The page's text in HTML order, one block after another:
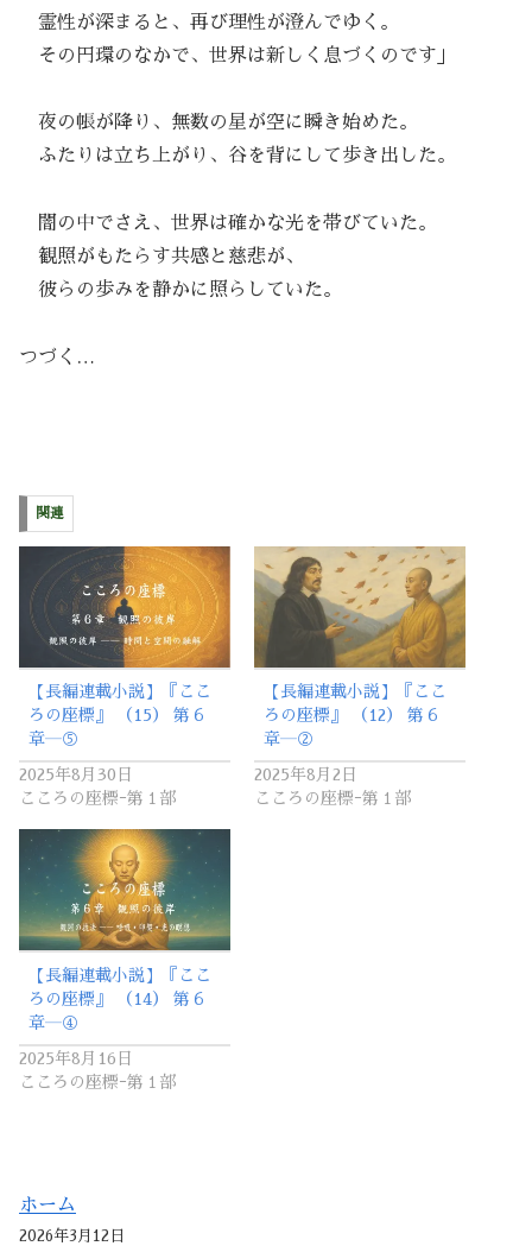
霊性が深まると、再び理性が澄んでゆく。
その円環のなかで、世界は新しく息づくのです」
夜の帳が降り、無数の星が空に瞬き始めた。
ふたりは立ち上がり、谷を背にして歩き出した。
闇の中でさえ、世界は確かな光を帯びていた。
観照がもたらす共感と慈悲が、
彼らの歩みを静かに照らしていた。
つづく…
関連
【長編連載小説】『ここ
ろの座標』 （15） 第６
章―⑤
2025年8月30日
こころの座標ｰ第１部
【長編連載小説】『ここ
ろの座標』 （12） 第６
章―②
2025年8月2日
こころの座標ｰ第１部
【長編連載小説】『ここ
ろの座標』 （14） 第６
章―④
2025年8月16日
こころの座標ｰ第１部
ホーム
2026年3月12日